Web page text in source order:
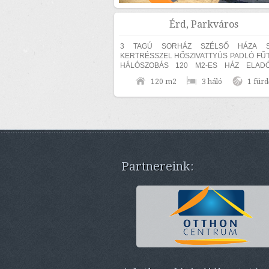
Érd, Parkváros
3 TAGÚ SORHÁZ SZÉLSŐ HÁZA
KERTRÉSSZEL HŐSZIVATTYÚS PADLÓ
HÁLÓSZOBÁS 120 M2-ES HÁZ ELADÓ.
ingatlan 30-as hőszigetelő téglából épült,
15 cm...
120 m2 3 háló 1
Partnereink: